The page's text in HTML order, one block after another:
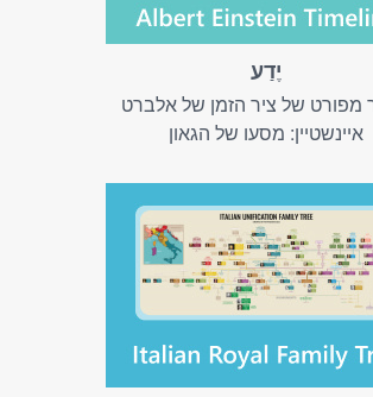
יֶדַע
מפורט של ציר הזמן של אלברט
איינשטיין: מסעו של הגאון